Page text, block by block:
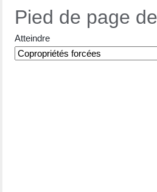
Pied de page
Atteindre